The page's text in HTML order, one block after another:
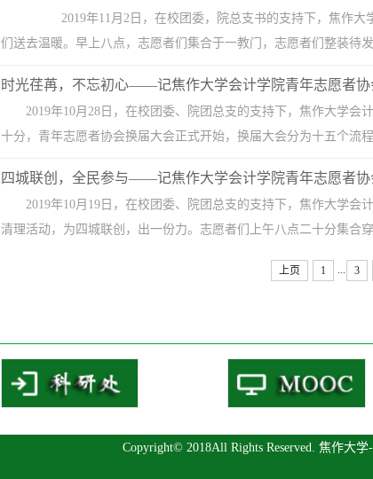
2019年11月2日，在校团委，院总支书的支持下，焦作大
们送去温暖。早上八点，志愿者们集合于一教门，志愿者们整装待
时光荏苒，不忘初心——记焦作大学会计学院青年志愿者协
2019年10月28日，在校团委、院团总支的支持下，焦作大学
十分，青年志愿者协会换届大会正式开始，换届大会分为十五个流
四城联创，全民参与——记焦作大学会计学院青年志愿者协
2019年10月19日，在校团委、院团总支的支持下，焦作大学
清理活动，为四城联创，出一份力。志愿者们上午八点二十分集合
上页 1 3
Copyright© 2018All Rights Reserved. 焦作大